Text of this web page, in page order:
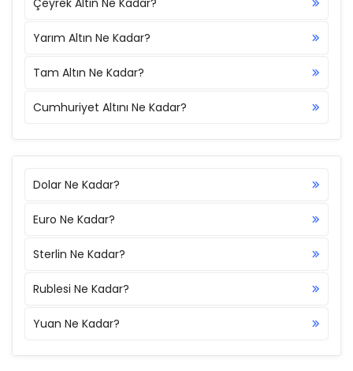
Çeyrek Altın Ne Kadar?
Yarım Altın Ne Kadar?
Tam Altın Ne Kadar?
Cumhuriyet Altını Ne Kadar?
Dolar Ne Kadar?
Euro Ne Kadar?
Sterlin Ne Kadar?
Rublesi Ne Kadar?
Yuan Ne Kadar?